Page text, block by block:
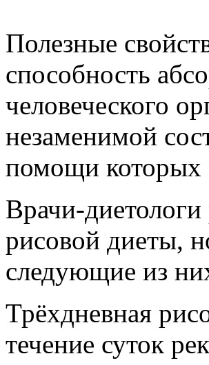
Полезные
способность
человеческого
незаменимой
помощи которых
Врачи-
рисовой диеты,
следующие из
Трёхдневная
течение суток